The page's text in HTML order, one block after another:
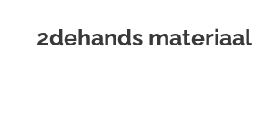
2dehands materiaal